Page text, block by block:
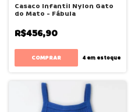
Casaco Infantil Nylon Gato
do Mato - Fábula
R$456,90
COMPRAR 4em estoque